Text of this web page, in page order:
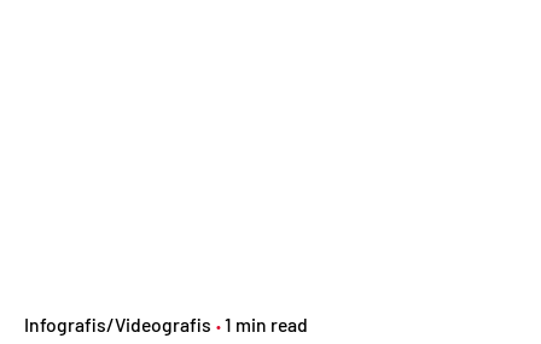
Infografis/Videografis 1 min read